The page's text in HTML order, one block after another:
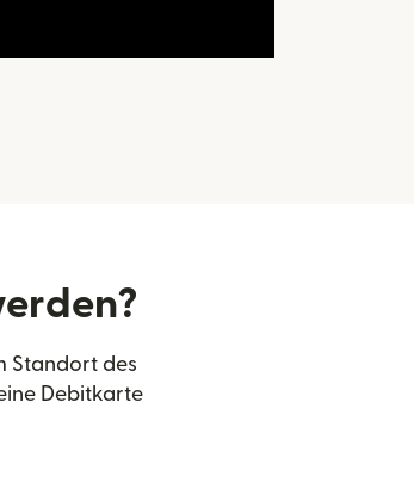
Standort des
Debitkarte